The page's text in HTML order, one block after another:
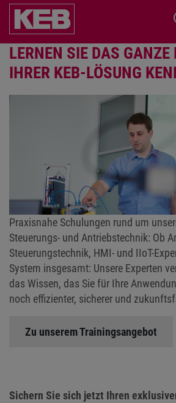
LERNEN SIE DAS
IHRER KEB-LÖSUNG
Praxisnahe Schulungen rund um
Steuerungs- und Antriebstechnik: Ob
Steuerungstechnik, HMI- und IIoT-
System insgesamt: Unsere Experten
das Wissen, das Sie für Ihre
noch effizienter, sicherer und
Zu unserem Trainingsangebot
Sichern Sie sich jetzt Ihren